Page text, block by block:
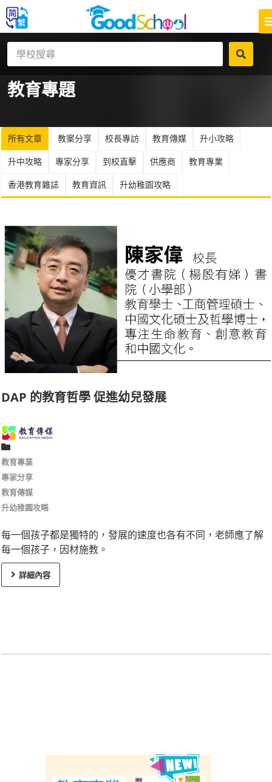
教育專題
所有文章 教案分享 校長專訪 教育傳媒
升小攻略
升中攻略
專家分享 到校直擊 供應商
教育專業
香港教育雜誌
教育資訊 升幼稚園攻略
DAP 的教育哲學 促進幼兒發展
教育專業
專家分享
教育傳媒
升幼稚園攻略
每一個孩子都是獨特的，發展的速度也各有不同，老師應了解
每一個孩子，因材施教。
詳細內容